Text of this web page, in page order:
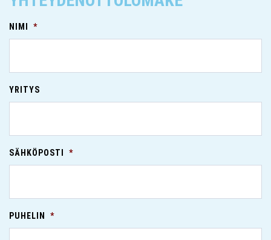
NIMI *
YRITYS
SÄHKÖPOSTI *
PUHELIN *